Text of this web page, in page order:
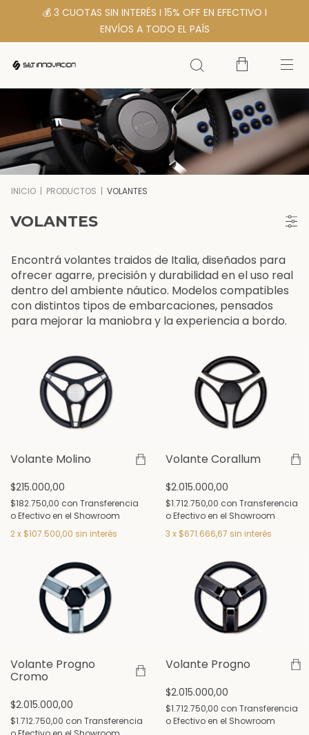
💰 3 CUOTAS SIN INTERÉS I 15% OFF EN EFECTIVO I
ENVÍOS A TODO EL PAÍS
INICIO | PRODUCTOS | VOLANTES
VOLANTES
Encontrá volantes traidos de Italia, diseñados para
ofrecer agarre, precisión y durabilidad en el uso real
dentro del ambiente náutico. Modelos compatibles
con distintos tipos de embarcaciones, pensados
para mejorar la maniobra y la experiencia a bordo.
Volante Molino
$215.000,00
$182.750,00 con Transferencia
o Efectivo en el Showroom
2x $107.500,00 sin interés
Volante Corallum
$2.015.000,00
$1.712.750,00 con Transferencia
o Efectivo en el Showroom
3 x $671.666,67 sin interés
Volante Progno
Cromo
$2.015.000,00
$1.712.750,00 con Transferencia
Volante Progno
$2.015.000,00
$1.712.750,00 con Transferencia
o Efectivo en el Showroom